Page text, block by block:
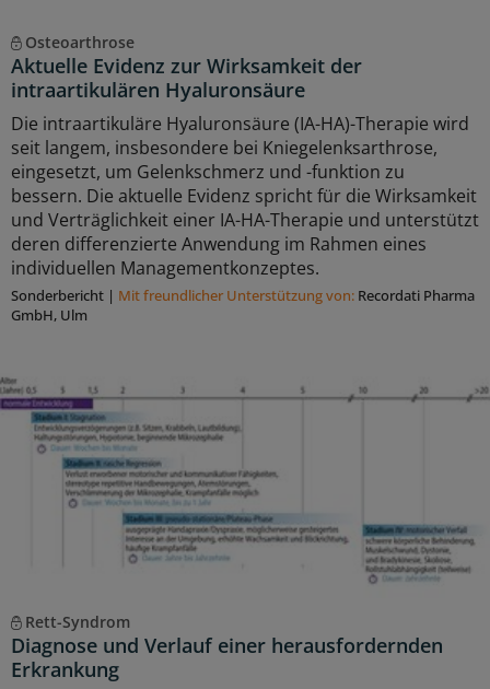
Osteoarthrose
Aktuelle Evidenz zur Wirksamkeit der
intraartikulären Hyaluronsäure
Die intraartikuläre Hyaluronsäure (IA-HA)-Therapie wird
seit langem, insbesondere bei Kniegelenksarthrose,
eingesetzt, um Gelenkschmerz und -funktion zu
bessern. Die aktuelle Evidenz spricht für die Wirksamkeit
und Verträglichkeit einer IA-HA-Therapie und unterstützt
deren differenzierte Anwendung im Rahmen eines
individuellen Managementkonzeptes.
Sonderbericht | Mit freundlicher Unterstützung von: Recordati Pharma
GmbH, Ulm
Rett-Syndrom
Diagnose und Verlauf einer herausfordernden
Erkrankung